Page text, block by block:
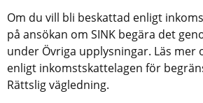
Om du vill bli beskattad enligt
på ansökan om SINK begära det
under Övriga upplysningar. Läs mer
enligt inkomstskattelagen för
Rättslig vägledning.